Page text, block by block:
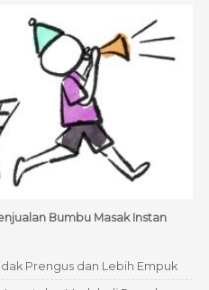
Bumbu Masak Instan
Prengus dan Lebih Empuk